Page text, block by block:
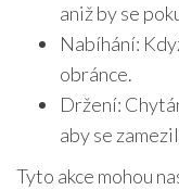
aniž by se
Nabíhání:
obránce.
Držení:
aby se
Tyto akce mohou